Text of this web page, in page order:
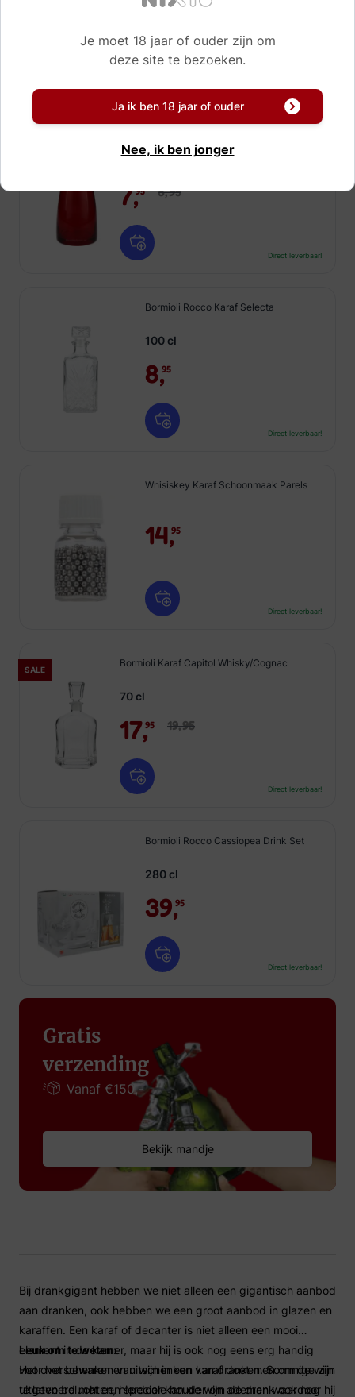
7,95 8,95
Direct leverbaar!
Bormioli Rocco Karaf Selecta
100 cl
8,95
Direct leverbaar!
Whisiskey Karaf Schoonmaak Parels
14,95
Direct leverbaar!
SALE
Bormioli Karaf Capitol Whisky/Cognac
70 cl
17,95 19,95
Direct leverbaar!
Bormioli Rocco Cassiopea Drink Set
280 cl
39,95
Direct leverbaar!
Gratis
verzending
Vanaf €150,-
Bekijk mandje
Bij drankgigant hebben we niet alleen een gigantisch aanbod
aan dranken, ook hebben we een groot aanbod in glazen en
karaffen. Een karaf of decanter is niet alleen een mooi
element in de kamer, maar hij is ook nog eens erg handig
voor het bewaren en uitschenken van dranken. Sommige zijn
uitgevoerd met een speciale houder om de drank ook nog
Leuk om te weten:
Het overschenken van wijn in een karaf doet men om de wijn
te laten beluchten, hierdoor kan de wijn ademen waardoor hij
Je moet 18 jaar of ouder zijn om
deze site te bezoeken.
Ja ik ben 18 jaar of ouder
Nee, ik ben jonger